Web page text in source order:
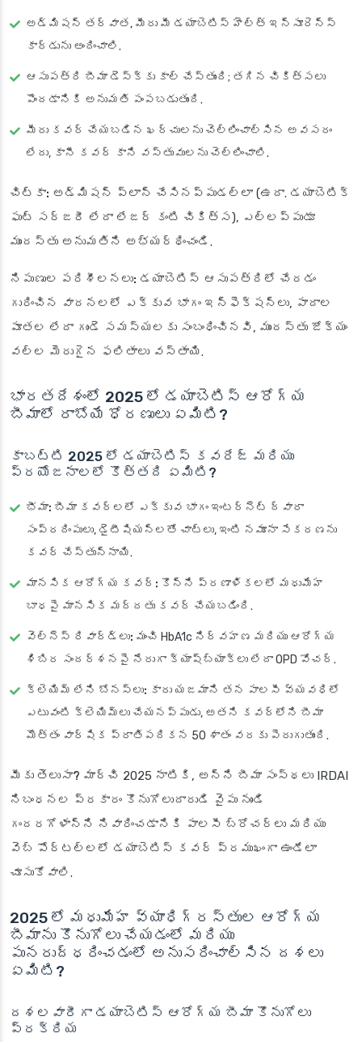
అడ్మిషన్ తర్వాత, మీరు మీ డయాబెటిస్ హెల్త్ ఇన్సూరెన్స్
కార్డును అందించాలి.
ఆసుపత్రి బీమా డెస్క్‌కు కాల్ చేస్తుంది; తగిన చికిత్సలు
పొందడానికి అనుమతి పంపబడుతుంది.
మీరు కవర్ చేయబడిన ఖర్చులను చెల్లించాల్సిన అవసరం
లేదు, కానీ కవర్ కాని వస్తువులను చెల్లించాలి.
చిట్కా: అడ్మిషన్ ప్లాన్ చేసినప్పుడల్లా (ఉదా. డయాబెటిక్
ఫుట్ సర్జరీ లేదా లేజర్ కంటి చికిత్స), ఎల్లప్పుడూ
ముందస్తు అనుమతిని అభ్యర్థించండి.
నిపుణుల పరిశీలనలు: డయాబెటిస్ ఆసుపత్రిలో చేరడం
గురించిన వాదనలలో ఎక్కువ భాగం ఇన్ఫెక్షన్లు, పాదాల
పూతల లేదా గుండె సమస్యలకు సంబంధించినవి, ముందస్తు జోక్యం
వల్ల మెరుగైన ఫలితాలు వస్తాయి.
భారతదేశంలో 2025 లో డయాబెటిస్ ఆరోగ్య
బీమాలో రాబోయే ధోరణులు ఏమిటి?
కాబట్టి 2025 లో డయాబెటిస్ కవరేజ్ మరియు
ప్రయోజనాలలో కొత్తది ఏమిటి?
భీమా: బీమా కవర్లలో ఎక్కువ భాగం ఇంటర్నెట్ ద్వారా
సంప్రదింపులు, డైటీషియన్లతో చాట్‌లు, ఇంటి నమూనా సేకరణను
కవర్ చేస్తున్నాయి.
మానసిక ఆరోగ్య కవర్: కొన్ని ప్రణాళికలలో మధుమేహ
బాధపై మానసిక మద్దతు కవర్ చేయబడింది.
వెల్‌నెస్ రివార్డ్‌లు: మంచి HbA1c నిర్వహణ మరియు ఆరోగ్య
శిబిర సందర్శనపై నేరుగా క్యాష్‌బ్యాక్‌లు లేదా OPD వోచర్.
క్లెయిమ్ లేని బోనస్‌లు: కారు యజమాని తన పాలసీ వ్యవధిలో
ఎటువంటి క్లెయిమ్‌లు చేయనప్పుడు, అతని కవర్‌లోని బీమా
మొత్తం వార్షిక ప్రాతిపదికన 50 శాతం వరకు పెరుగుతుంది.
మీకు తెలుసా? మార్చి 2025 నాటికి, అన్ని బీమా సంస్థలు IRDAI
నిబంధనల ప్రకారం కొనుగోలుదారుడి వైపు నుండి
గందరగోళాన్ని నివారించడానికి పాలసీ బ్రోచర్‌లు మరియు
వెబ్ పోర్టల్‌లలో డయాబెటిస్ కవర్ ప్రముఖంగా ఉండేలా
చూసుకోవాలి.
2025 లో మధుమేహ వ్యాధిగ్రస్తుల ఆరోగ్య
బీమాను కొనుగోలు చేయడంలో మరియు
పునరుద్ధరించడంలో అనుసరించాల్సిన దశలు
ఏమిటి?
దశలవారీగా డయాబెటిస్ ఆరోగ్య బీమా కొనుగోలు
ప్రక్రియ